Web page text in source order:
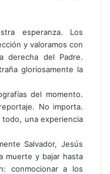
esperanza. Los
y valoramos con
derecha del Padre.
gloriosamente la
del momento.
No importa.
una experiencia
Salvador, Jesús
muerte y bajar hasta
conmocionar a los